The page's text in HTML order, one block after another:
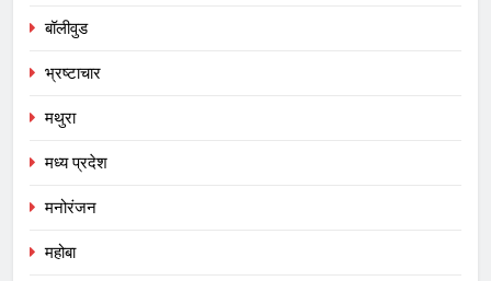
बॉलीवुड
भ्रष्टाचार
मथुरा
मध्य प्रदेश
मनोरंजन
महोबा